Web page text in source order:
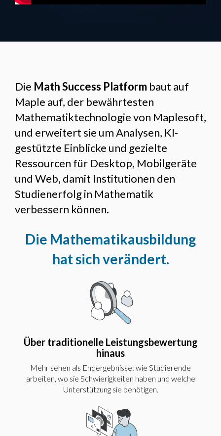
Die Math Success Platform baut auf
Maple auf, der bewährtesten
Mathematiktechnologie von Maplesoft,
und erweitert sie um Analysen, KI-
gestützte Einblicke und gezielte
Ressourcen für Desktop, Mobilgeräte
und Web, damit Institutionen den
Studienerfolg in Mathematik
verbessern können.
Die Mathematikausbildung
hat sich verändert.
Über traditionelle Leistungsbewertung
hinaus
Mehr sehen als Endergebnisse: wie Studierende
arbeiten, wo sie Schwierigkeiten haben und welche
Unterstützung sie benötigen.